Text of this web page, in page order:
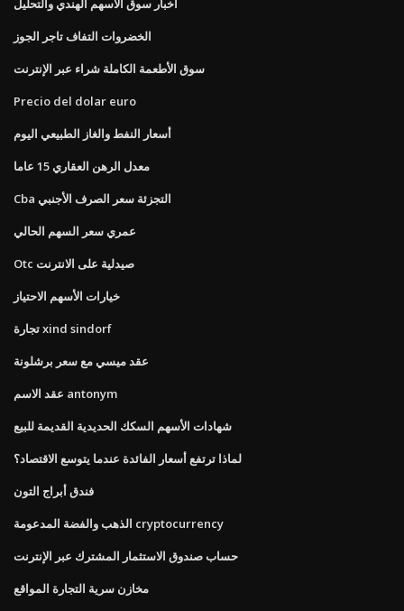
أخبار سوق الأسهم الهندي والتحليل
الخضروات التفاف تاجر الجوز
سوق الأطعمة الكاملة شراء عبر الإنترنت
Precio del dolar euro
أسعار النفط والغاز الطبيعي اليوم
معدل الرهن العقاري 15 عاما
Cba التجزئة سعر الصرف الأجنبي
عمري سعر السهم الحالي
Otc صيدلية على الانترنت
خيارات الأسهم الاحتياز
تجارة xind sindorf
عقد ميسي مع سعر برشلونة
عقد الاسم antonym
شهادات الأسهم السكك الحديدية القديمة للبيع
لماذا ترتفع أسعار الفائدة عندما يتوسع الاقتصاد؟
فندق أبراج التون
الذهب والفضة المدعومة cryptocurrency
حساب صندوق الاستثمار المشترك عبر الإنترنت
مخازن سرية التجارة المواقع